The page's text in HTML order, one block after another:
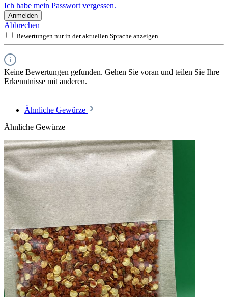
Ich habe mein Passwort vergessen.
Anmelden
Abbrechen
Bewertungen nur in der aktuellen Sprache anzeigen.
Keine Bewertungen gefunden. Gehen Sie voran und teilen Sie Ihre
Erkenntnisse mit anderen.
Ähnliche Gewürze
Ähnliche Gewürze